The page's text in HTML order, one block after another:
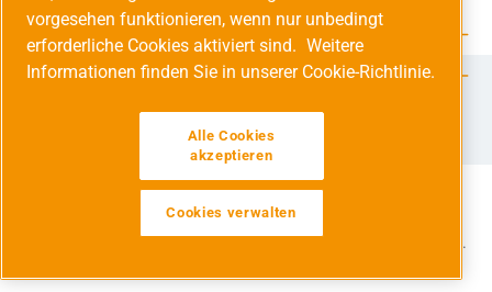
Umweltschutz & Partnerschaft
Jetzt auf Social Media folgen!
InstagramYouTubeLinkedIn
Alle Preise inkl. gesetzl. Mehrwertsteuer zzgl.
und ggf. Nachnahmegebühren, wenn nicht anders angegeben.
vorgesehen funktionieren, wenn nur unbedingt
erforderliche Cookies aktiviert sind. Weitere
Informationen finden Sie in unserer Cookie-Richtlinie.
Alle Cookies
akzeptieren
Cookies verwalten